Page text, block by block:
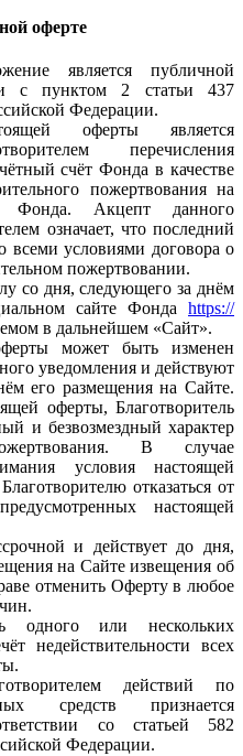
оферте
является публичной
с пунктом 2 статьи 437
Федерации.
оферты является
перечисления
счёт Фонда в качестве
пожертвования на
Фонда. Акцепт данного
означает, что последний
всеми условиями договора о
пожертвовании.
со дня, следующего за днём
сайте Фонда https://
в дальнейшем «Сайт».
может быть изменен
уведомления и действуют
его размещения на Сайте.
оферты, Благотворитель
и безвозмездный характер
В случае
условия настоящей
отказаться от
настоящей
и действует до дня,
на Сайте извещения об
отменить Оферту в любое
одного или нескольких
недействительности всех
действий по
средств признается
со статьей 582
Федерации.